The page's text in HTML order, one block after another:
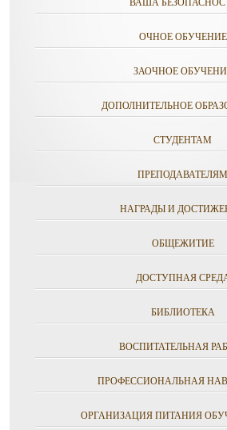
ВАША
ОЧНОЕ ОБУЧЕНИЕ
ЗАОЧНОЕ
ДОПОЛНИТЕЛЬНОЕ
СТУДЕНТАМ
ПРЕПОДАВАТЕЛЯМ
НАГРАДЫ И
ОБЩЕЖИТИЕ
ДОСТУПНАЯ
БИБЛИОТЕКА
ВОСПИТАТЕЛЬНАЯ
ПРОФЕССИОНАЛЬНАЯ
ОРГАНИЗАЦИЯ ПИТАНИЯ